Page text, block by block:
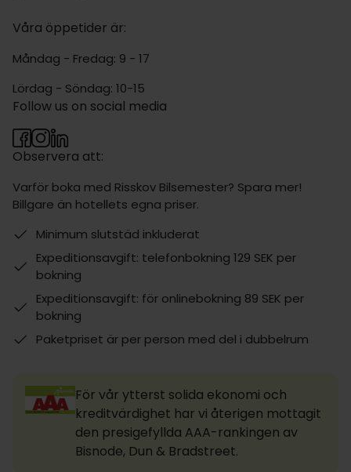
Våra öppetider är:
Måndag - Fredag: 9 - 17
Lördag - Söndag: 10-15
Observera att:
Varför boka med Risskov Bilsemester? Spara mer!
Billgare än hotellets egna priser.
Minimum slutstäd inkluderat
Expeditionsavgift: telefonbokning 129 SEK per
bokning
Expeditionsavgift: för onlinebokning 89 SEK per
bokning
Paketpriset är per person med del i dubbelrum
Follow us on social media
För vår ytterst solida ekonomi och
kreditvärdighet har vi återigen mottagit
den presigefyllda AAA-rankingen av
Bisnode, Dun & Bradstreet.